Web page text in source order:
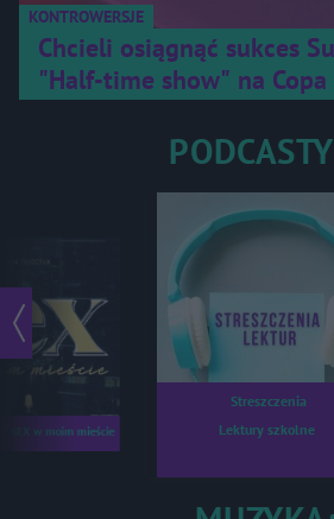
KONTROWERSJE
Chcieli osiągnąć sukces
"Half-time show" na Copa
okazał się klapą
- SEX w moim mieście
Streszczenia
Lektury szkolne